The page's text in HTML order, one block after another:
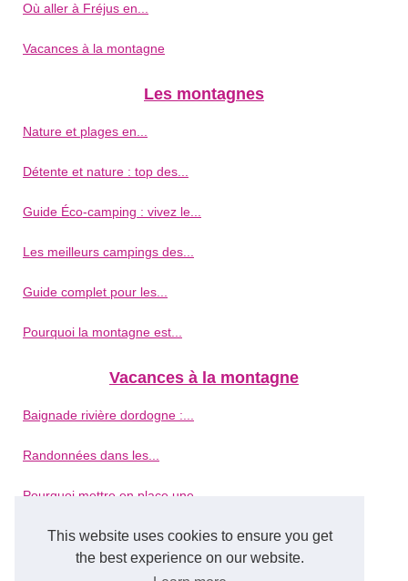
This website uses cookies to ensure you get
the best experience on our website.
Où aller à Fréjus en...
Vacances à la montagne
Les montagnes
Nature et plages en...
Détente et nature : top des...
Guide Éco-camping : vivez le...
Les meilleurs campings des...
Guide complet pour les...
Pourquoi la montagne est...
Vacances à la montagne
Baignade rivière dordogne :...
Randonnées dans les...
Pourquoi mettre en place une...
Et si vous partiez en...
Réservez vos vacances en...